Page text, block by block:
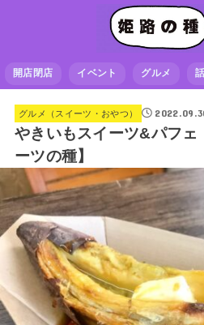
開店閉店 イベント グルメ
グルメ（スイーツ・おやつ）
やきいもスイーツ&パフ
ーツの種】